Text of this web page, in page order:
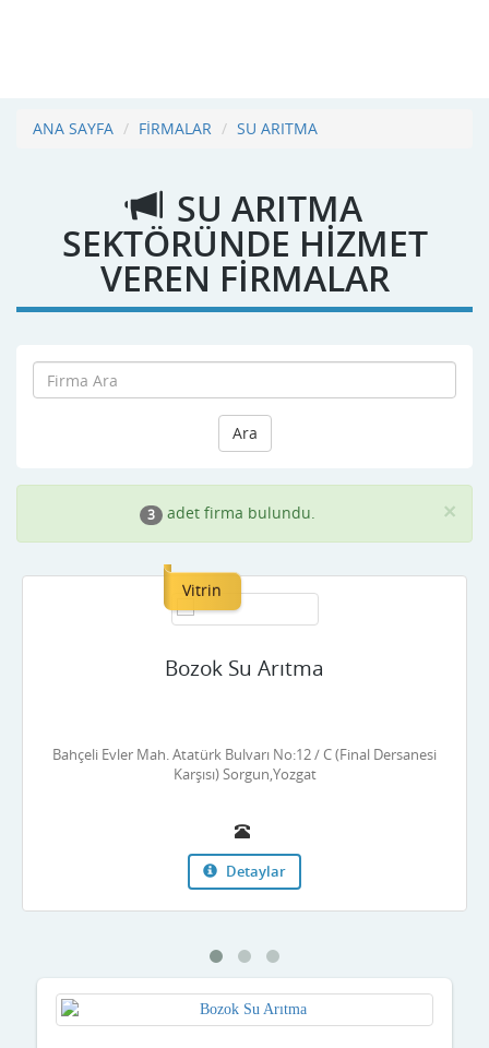
ANA SAYFA FİRMALAR SU ARITMA
SU ARITMA
SEKTÖRÜNDE HİZMET
VEREN FİRMALAR
Ara
×
3 adet firma bulundu.
Vitrin
Bozok Su Arıtma
Bahçeli Evler Mah. Atatürk Bulvarı No:12 / C (Final Dersanesi
Karşısı) Sorgun,Yozgat
Detaylar